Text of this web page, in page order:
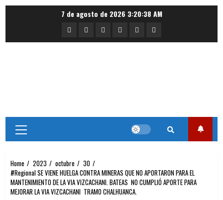
7 de agosto de 2026 3:20:38 AM
PortadaNacionalInternacional
DeportesRegional
Local
Primary
Menu
Home 2023 octubre
30
#Regional SE VIENE HUELGA CONTRA MINERAS QUE NO APORTARON PARA EL
MANTENIMIENTO DE LA VIA VIZCACHANI. BATEAS NO CUMPLIÓ APORTE PARA
MEJORAR LA VIA VIZCACHANI TRAMO CHALHUANCA.